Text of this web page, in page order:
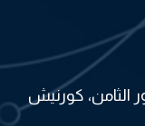
الثامن، كورنيش